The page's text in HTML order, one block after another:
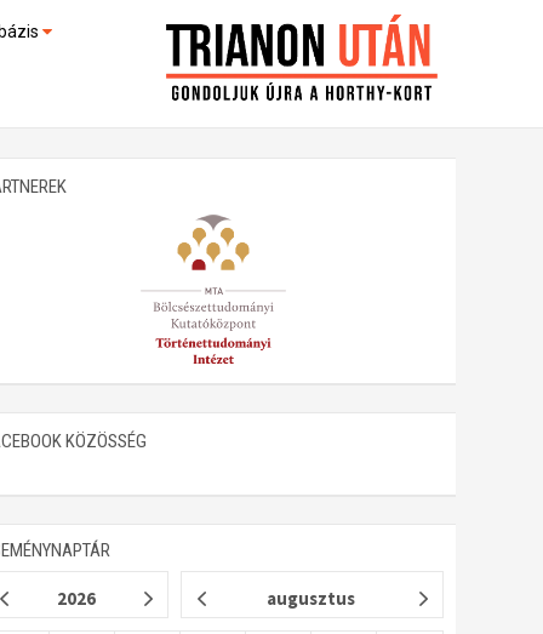
(feltöltés alatt)
KÖZÖSSÉG
2026 augusztus